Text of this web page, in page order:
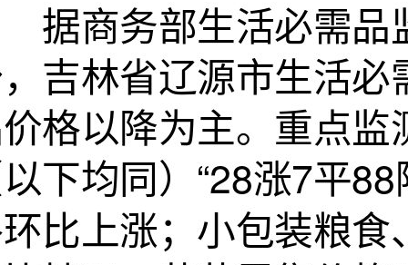
务部生活必需品监
吉林省辽源市生活
格以降为主。重点
下均同）“28涨7平
比上涨；小包装粮